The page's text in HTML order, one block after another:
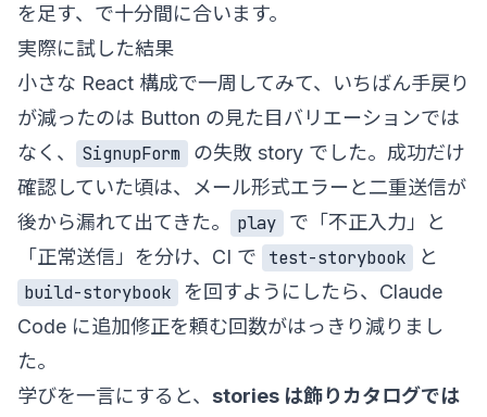
を足す、で十分間に合います。
実際に試した結果
小さな React 構成で一周してみて、いちばん手戻り
が減ったのは Button の見た目バリエーションでは
なく、
SignupForm
の失敗 story でした。成功だけ
確認していた頃は、メール形式エラーと二重送信が
後から漏れて出てきた。
play
で「不正入力」と
「正常送信」を分け、CI で
test-storybook
と
build-storybook
を回すようにしたら、Claude
Code に追加修正を頼む回数がはっきり減りまし
た。
学びを一言にすると、 stories は飾りカタログでは